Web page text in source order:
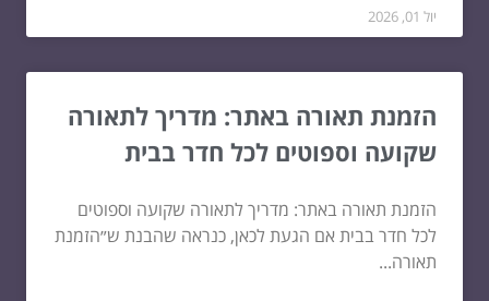
יול 01, 2026
הזמנת תאורה באתר: מדריך לתאורה
שקועה וספוטים לכל חדר בבית
הזמנת תאורה באתר: מדריך לתאורה שקועה וספוטים
לכל חדר בבית אם הגעת לכאן, כנראה שהבנת ש״הזמנת
תאורה...